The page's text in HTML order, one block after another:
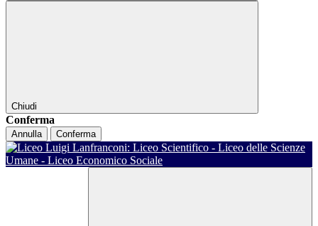
Chiudi
Conferma
Annulla Conferma